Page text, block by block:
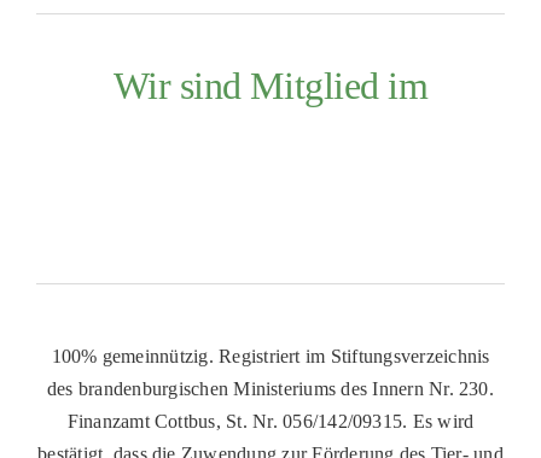
Wir sind Mitglied im
100% gemeinnützig. Registriert im Stiftungsverzeichnis
des brandenburgischen Ministeriums des Innern Nr. 230.
Finanzamt Cottbus, St. Nr. 056/142/09315. Es wird
bestätigt, dass die Zuwendung zur Förderung des Tier- und